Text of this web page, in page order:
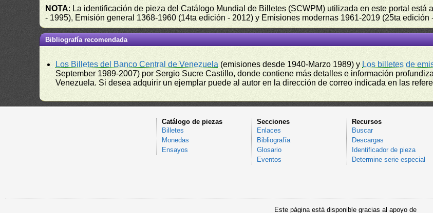
NOTA: La identificación de pieza del Catálogo Mundial de Billetes (SCWPM) utilizada en este portal
- 1995), Emisión general 1368-1960 (14ta edición - 2012) y Emisiones modernas 1961-2019 (25ta edición
Bibliografía recomendada
Los Billetes del Banco Central de Venezuela (emisiones desde 1940-Marzo 1989) y Los billetes de
September 1989-2007) por Sergio Sucre Castillo, donde contiene más detalles e información
Venezuela. Si desea adquirir un ejemplar puede al autor en la dirección de correo indicada en las
Catálogo de piezas
Billetes
Monedas
Ensayos
Secciones
Enlaces
Bibliografía
Glosario
Eventos
Recursos
Buscar
Descargas
Identificador de pieza
Determine serie especial
Este página está disponible gracias al apoyo de